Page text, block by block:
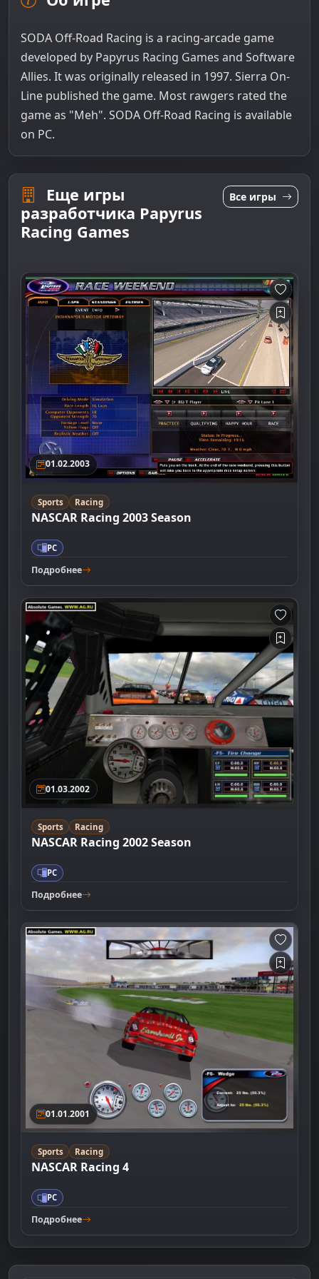
SODA Off-Road Racing is a racing-arcade game
developed by Papyrus Racing Games and Software
Allies. It was originally released in 1997. Sierra On-
Line published the game. Most rawgers rated the
game as "Meh". SODA Off-Road Racing is available
on PC.
Еще игры
разработчика Papyrus
Racing Games
Все игры
01.02.2003
Sports Racing
NASCAR Racing 2003 Season
PC
Подробнее
01.03.2002
Sports Racing
NASCAR Racing 2002 Season
PC
Подробнее
01.01.2001
Sports Racing
NASCAR Racing 4
PC
Подробнее